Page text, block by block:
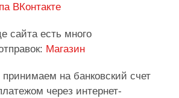
ВКонтакте
сайта есть много
Магазин
на банковский счет
через интернет-